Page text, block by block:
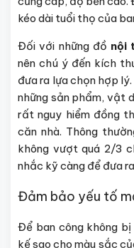
kéo dài tuổi thọ của
Đối với những đồ nội
nên chú ý đến kích
đưa ra lựa chọn hợp
những sản phẩm, vật
rất nguy hiểm đồng
căn nhà. Thông
không vượt quá 2/3
nhắc kỹ càng để đưa
Đảm bảo yếu tố
Để ban công không
kế sao cho màu sắc